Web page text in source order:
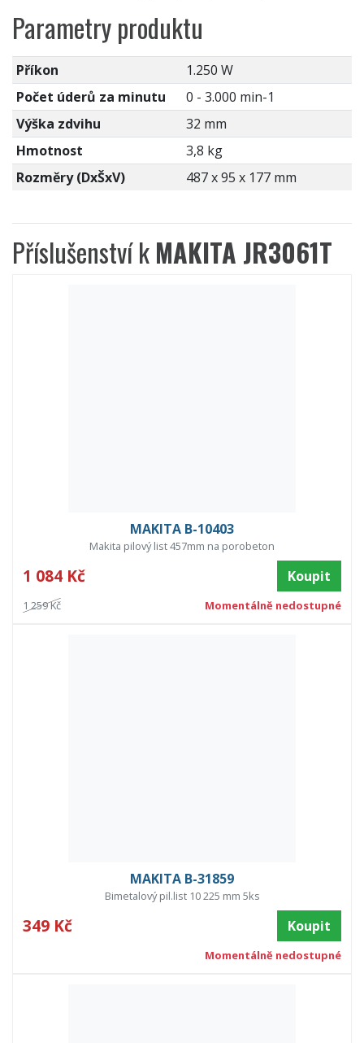
Parametry produktu
Příkon
1.250 W
Počet úderů za minutu
0 - 3.000 min-1
Výška zdvihu
32 mm
Hmotnost
3,8 kg
Rozměry (DxŠxV)
487 x 95 x 177 mm
Příslušenství kMAKITA JR3061T
MAKITA B-10403
Makita pilový list 457mm na porobeton
1 084 Kč Koupit
1 259 Kč Momentálně nedostupné
MAKITA B-31859
Bimetalový pil.list 10 225 mm 5ks
349 Kč Koupit
Momentálně nedostupné